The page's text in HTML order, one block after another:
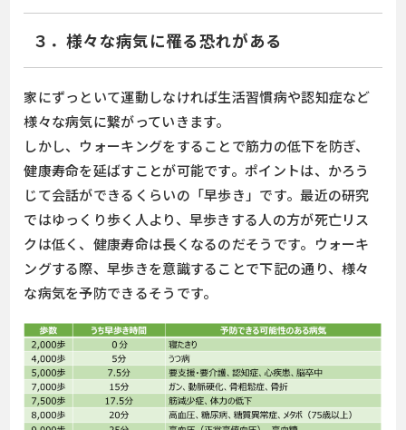
３．様々な病気に罹る恐れがある
家にずっといて運動しなければ生活習慣病や認知症など
様々な病気に繋がっていきます。
しかし、ウォーキングをすることで筋力の低下を防ぎ、
健康寿命を延ばすことが可能です。ポイントは、かろう
じて会話ができるくらいの「早歩き」です。最近の研究
ではゆっくり歩く人より、早歩きする人の方が死亡リス
クは低く、健康寿命は長くなるのだそうです。ウォーキ
ングする際、早歩きを意識することで下記の通り、様々
な病気を予防できるそうです。